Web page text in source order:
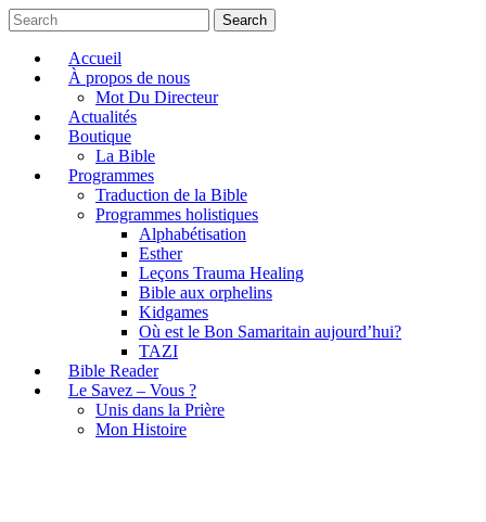
Search
Accueil
À propos de nous
Mot Du Directeur
Actualités
Boutique
La Bible
Programmes
Traduction de la Bible
Programmes holistiques
Alphabétisation
Esther
Leçons Trauma Healing
Bible aux orphelins
Kidgames
Où est le Bon Samaritain aujourd’hui?
TAZI
Bible Reader
Le Savez – Vous ?
Unis dans la Prière
Mon Histoire